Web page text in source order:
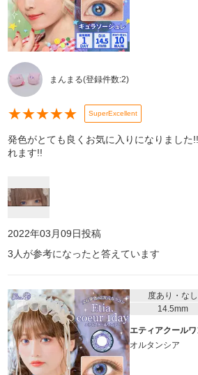
まんまる(登録件数:2)
★★★★★ SuperExcellent
発色がとても良くお気に入りになりました
れます!!
2022年03月09日投稿
3 人が参考になったと答えています
度あり・なし
14.5mm
エティアクール
オルタンシア